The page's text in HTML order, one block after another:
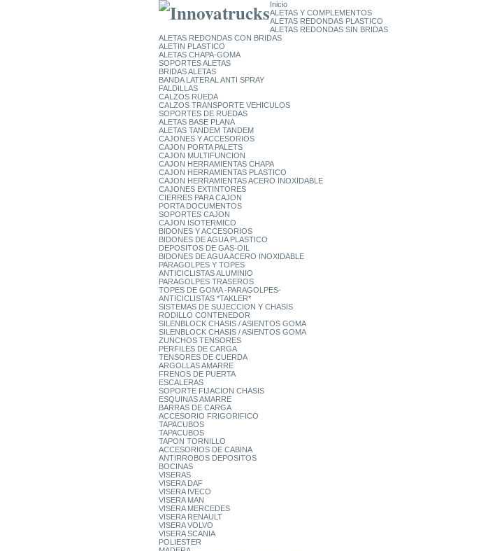
Inicio
ALETAS Y COMPLEMENTOS
ALETAS REDONDAS PLASTICO
ALETAS REDONDAS SIN BRIDAS
ALETAS REDONDAS CON BRIDAS
ALETIN PLASTICO
ALETAS CHAPA-GOMA
SOPORTES ALETAS
BRIDAS ALETAS
BANDA LATERAL ANTI SPRAY
FALDILLAS
CALZOS RUEDA
CALZOS TRANSPORTE VEHICULOS
SOPORTES DE RUEDAS
ALETAS BASE PLANA
ALETAS TANDEM TANDEM
CAJONES Y ACCESORIOS
CAJON PORTA PALETS
CAJON MULTIFUNCION
CAJON HERRAMIENTAS CHAPA
CAJON HERRAMIENTAS PLASTICO
CAJON HERRAMIENTAS ACERO INOXIDABLE
CAJONES EXTINTORES
CIERRES PARA CAJON
PORTA DOCUMENTOS
SOPORTES CAJON
CAJON ISOTERMICO
BIDONES Y ACCESORIOS
BIDONES DE AGUA PLASTICO
DEPOSITOS DE GAS-OIL
BIDONES DE AGUA ACERO INOXIDABLE
PARAGOLPES Y TOPES
ANTICICLISTAS ALUMINIO
PARAGOLPES TRASEROS
TOPES DE GOMA -PARAGOLPES-
ANTICICLISTAS *TAKLER*
SISTEMAS DE SUJECCION Y CHASIS
RODILLO CONTENEDOR
SILENBLOCK CHASIS / ASIENTOS GOMA
SILENBLOCK CHASIS / ASIENTOS GOMA
ZUNCHOS TENSORES
PERFILES DE CARGA
TENSORES DE CUERDA
ARGOLLAS AMARRE
FRENOS DE PUERTA
ESCALERAS
SOPORTE FIJACION CHASIS
ESQUINAS AMARRE
BARRAS DE CARGA
ACCESORIO FRIGORIFICO
TAPACUBOS
TAPACUBOS
TAPON TORNILLO
ACCESORIOS DE CABINA
ANTIRROBOS DEPOSITOS
BOCINAS
VISERAS
VISERA DAF
VISERA IVECO
VISERA MAN
VISERA MERCEDES
VISERA RENAULT
VISERA VOLVO
VISERA SCANIA
POLIESTER